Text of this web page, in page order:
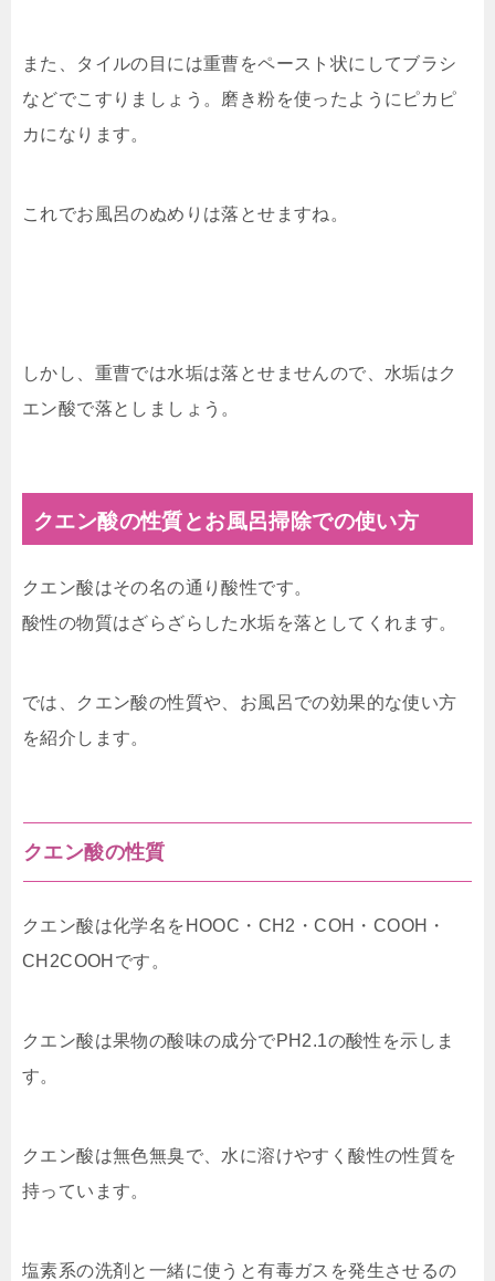
また、タイルの目には重曹をペースト状にしてブラシ
などでこすりましょう。磨き粉を使ったようにピカピ
カになります。
これでお風呂のぬめりは落とせますね。
しかし、重曹では水垢は落とせませんので、水垢はク
エン酸で落としましょう。
クエン酸の性質とお風呂掃除での使い方
クエン酸はその名の通り酸性です。
酸性の物質はざらざらした水垢を落としてくれます。
では、クエン酸の性質や、お風呂での効果的な使い方
を紹介します。
クエン酸の性質
クエン酸は化学名をHOOC・CH2・COH・COOH・
CH2COOHです。
クエン酸は果物の酸味の成分でPH2.1の酸性を示しま
す。
クエン酸は無色無臭で、水に溶けやすく酸性の性質を
持っています。
塩素系の洗剤と一緒に使うと有毒ガスを発生させるの